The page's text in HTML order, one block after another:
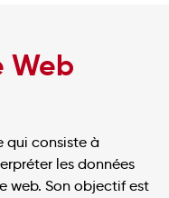
Web
qui consiste à
les données
web. Son objectif est